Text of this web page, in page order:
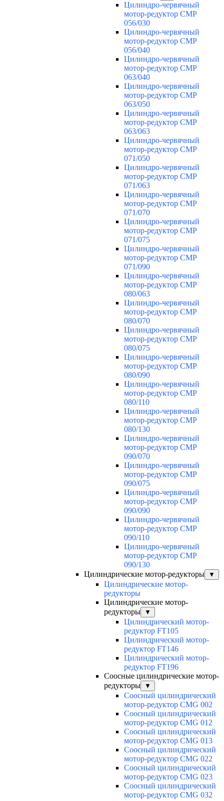
Цилиндро-червячный
мотор-редуктор CMP
056/030
Цилиндро-червячный
мотор-редуктор CMP
056/040
Цилиндро-червячный
мотор-редуктор CMP
063/040
Цилиндро-червячный
мотор-редуктор CMP
063/050
Цилиндро-червячный
мотор-редуктор CMP
063/063
Цилиндро-червячный
мотор-редуктор CMP
071/050
Цилиндро-червячный
мотор-редуктор CMP
071/063
Цилиндро-червячный
мотор-редуктор CMP
071/070
Цилиндро-червячный
мотор-редуктор CMP
071/075
Цилиндро-червячный
мотор-редуктор CMP
071/090
Цилиндро-червячный
мотор-редуктор CMP
080/063
Цилиндро-червячный
мотор-редуктор CMP
080/070
Цилиндро-червячный
мотор-редуктор CMP
080/075
Цилиндро-червячный
мотор-редуктор CMP
080/090
Цилиндро-червячный
мотор-редуктор CMP
080/110
Цилиндро-червячный
мотор-редуктор CMP
080/130
Цилиндро-червячный
мотор-редуктор CMP
090/070
Цилиндро-червячный
мотор-редуктор CMP
090/075
Цилиндро-червячный
мотор-редуктор CMP
090/090
Цилиндро-червячный
мотор-редуктор CMP
090/110
Цилиндро-червячный
мотор-редуктор CMP
090/130
Цилиндрические мотор-редукторы
▼
Цилиндрические мотор-
редукторы
Цилиндрические мотор-
редукторы
▼
Цилиндрический мотор-
редуктор FT105
Цилиндрический мотор-
редуктор FT146
Цилиндрический мотор-
редуктор FT196
Соосные цилиндрические мотор-
редукторы
▼
Соосный цилиндрический
мотор-редуктор CMG 002
Соосный цилиндрический
мотор-редуктор CMG 012
Соосный цилиндрический
мотор-редуктор CMG 013
Соосный цилиндрический
мотор-редуктор CMG 022
Соосный цилиндрический
мотор-редуктор CMG 023
Соосный цилиндрический
мотор-редуктор CMG 032